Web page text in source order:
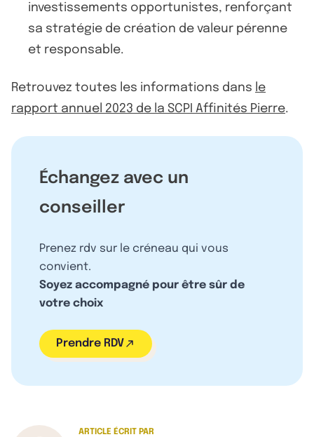
investissements opportunistes, renforçant
sa stratégie de création de valeur pérenne
et responsable.
Retrouvez toutes les informations dans le
rapport annuel 2023 de la SCPI Affinités Pierre.
Échangez avec un
conseiller
Prenez rdv sur le créneau qui vous
convient.
Soyez accompagné pour être sûr de
votre choix
Prendre RDV
ARTICLE ÉCRIT PAR